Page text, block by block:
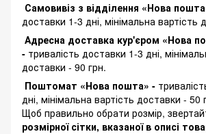
Самовивіз з відділення «Нова
доставки 1-3 дні, мінімальна вартість
Адресна доставка кур'єром «Нова
- тривалість доставки 1-3 дні,
доставки - 90 грн.
Поштомат «Нова пошта» -
дні, мінімальна вартість доставки - 50
Щоб правильно обрати розмір,
розмірної сітки, вказаної в описі